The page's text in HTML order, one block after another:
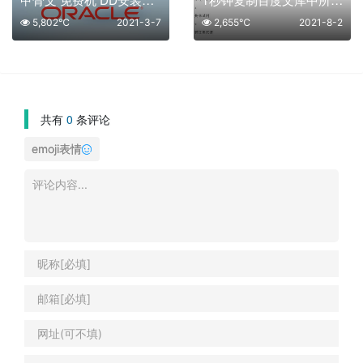
2021-3-7
5,802℃ 2021-8-2
2,655℃
共有 0 条评论
emoji表情